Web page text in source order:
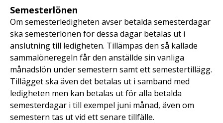
Semesterlönen
Om semesterledigheten avser betalda semesterdagar
ska semesterlönen för dessa dagar betalas ut i
anslutning till ledigheten. Tillämpas den så kallade
sammalöneregeln får den anställde sin vanliga
månadslön under semestern samt ett semestertillägg.
Tillägget ska även det betalas ut i samband med
ledigheten men kan betalas ut för alla betalda
semesterdagar i till exempel juni månad, även om
semestern tas ut vid ett senare tillfälle.